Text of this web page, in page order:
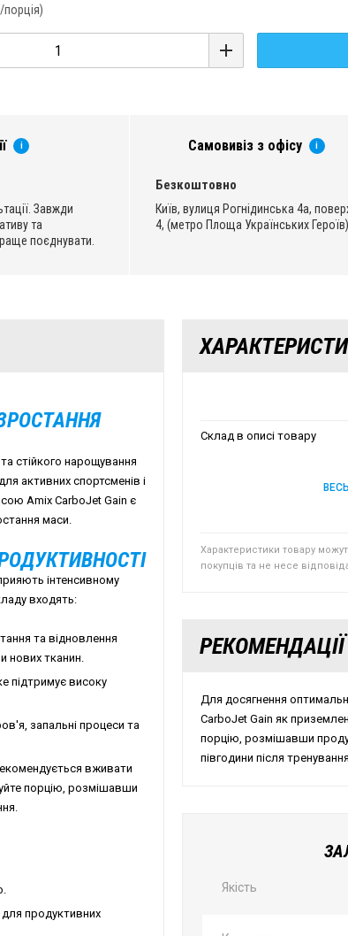
/порція)
i
Завжди
та
поєднувати.
Самовивіз з офісу i
Безкоштовно
Київ, вулиця Рогнідинська 4а,
4, (метро Площа Українських Героїв)
стійкого нарощування
активних спортсменів і
Amix CarboJet Gain є
маси.
інтенсивному
входять:
та відновлення
нових тканин.
підтримує високу
запальні процеси та
вживати
порцію, розмішавши
продуктивних
Склад в описі товару
Характеристики товару
покупців та не несе
Для досягнення
CarboJet Gain як
порцію, розмішавши
півгодини після
Якість